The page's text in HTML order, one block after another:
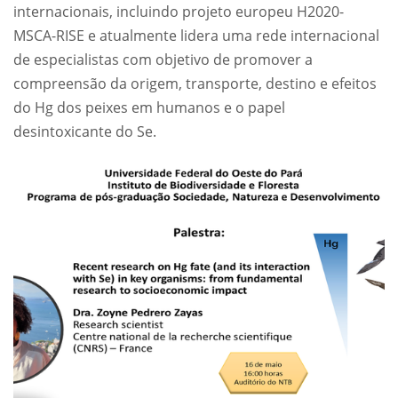
internacionais, incluindo projeto europeu H2020-
MSCA-RISE e atualmente lidera uma rede internacional
de especialistas com objetivo de promover a
compreensão da origem, transporte, destino e efeitos
do Hg dos peixes em humanos e o papel
desintoxicante do Se.